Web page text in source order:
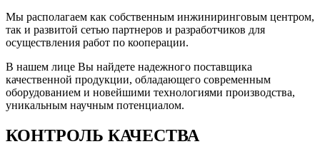
Мы располагаем как собственным инжиниринговым центром,
так и развитой сетью партнеров и разработчиков для
осуществления работ по кооперации.
В нашем лице Вы найдете надежного поставщика
качественной продукции, обладающего современным
оборудованием и новейшими технологиями производства,
уникальным научным потенциалом.
КОНТРОЛЬ КАЧЕСТВА